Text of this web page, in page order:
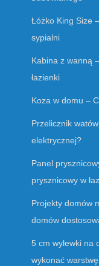
Łóżko King Size
sypialni
Kabina z wanną
łazienki
Koza w domu –
Przelicznik
elektrycznej?
Panel
prysznicowy w
Projekty domów
domów
5 cm wylewki na
wykonać